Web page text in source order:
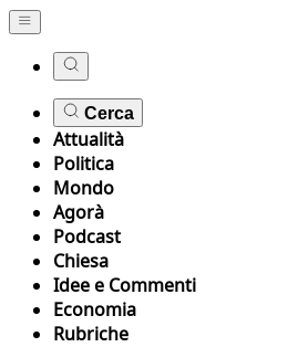
Cerca
Attualità
Politica
Mondo
Agorà
Podcast
Chiesa
Idee e Commenti
Economia
Rubriche